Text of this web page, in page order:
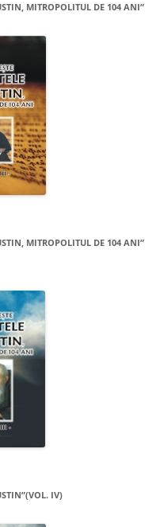
MITROPOLITUL DE 104 ANI”
MITROPOLITUL DE 104 ANI”
IV)